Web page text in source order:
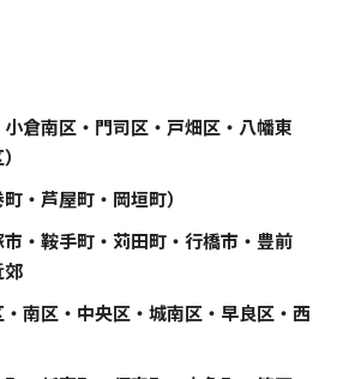
倉南区・門司区・戸畑区・八幡東
・芦屋町・岡垣町）
・鞍手町・苅田町・行橋市・豊前
郊
南区・中央区・城南区・早良区・西